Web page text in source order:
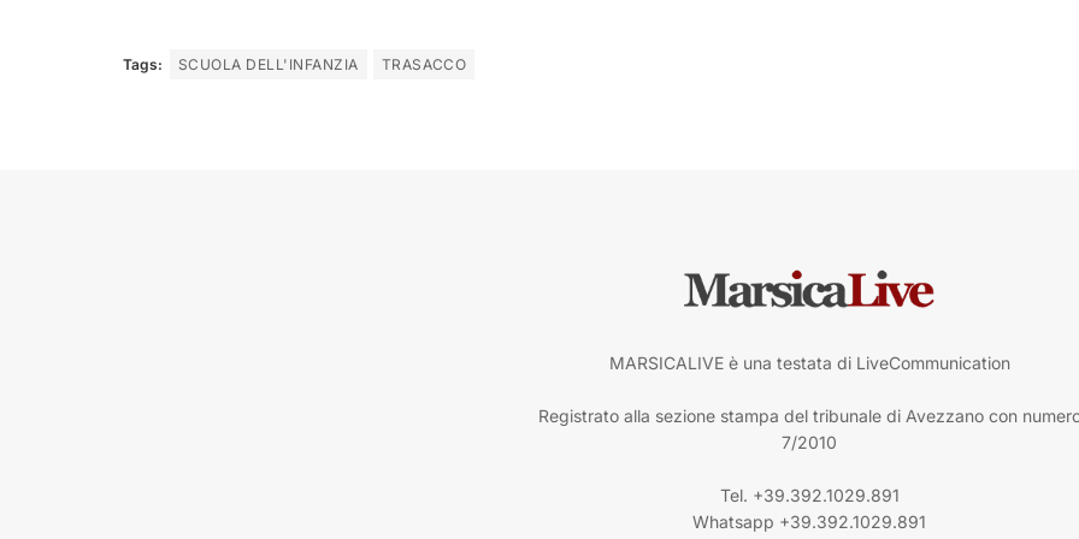
Tags: SCUOLA DELL'INFANZIA TRASACCO
MARSICALIVE è una testata di LiveCommunication
Registrato alla sezione stampa del tribunale di Avezzano con
7/2010
Tel. +39.392.1029.891
Whatsapp +39.392.1029.891